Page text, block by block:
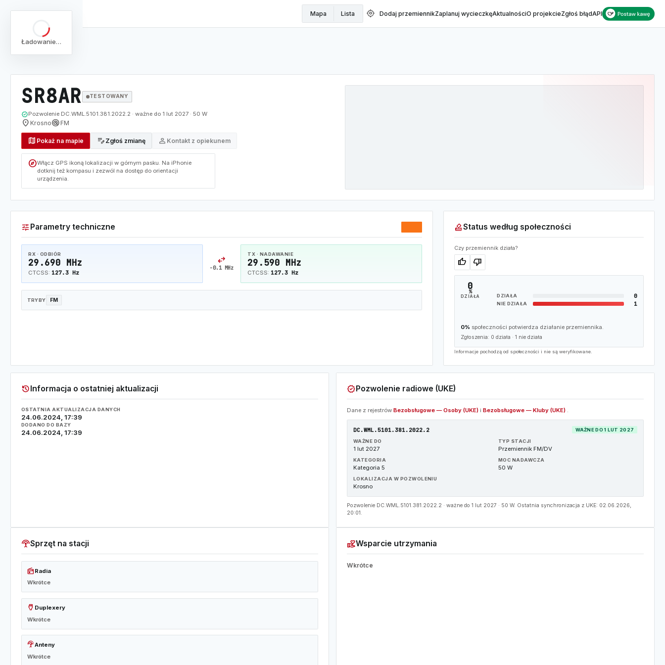
Ładowanie…
Mapa Lista my_location Dodaj przemiennikZaplanuj wycieczkęAktualnościO projekcieZgłoś błądAPI
arrow_backPełna lista
SR8AR TESTOWANY
verifiedPozwolenie DC.WML.5101.381.2022.2 · ważne do 1 lut 2027 · 50 W
location_on Krosnoradar FM
map Pokaż na mapie edit_note Zgłoś zmianę person Kontakt z opiekunem
exploreWłącz GPS ikoną lokalizacji w górnym pasku. Na iPhonie
dotknij też kompasu i zezwól na dostęp do orientacji
urządzenia.
tune Parametry techniczne
RX · ODBIÓR
29.690 MHz
CTCSS: 127.3 Hz
swap_horiz
-0.1 MHz
TX · NADAWANIE
29.590 MHz
CTCSS: 127.3 Hz
TRYBY FM
how_to_voteStatus według społeczności
Czy przemiennik działa?
thumb_up thumb_down
0
%
DZIAŁA DZIAŁA 0
NIE DZIAŁA 1
0% społeczności potwierdza działanie przemiennika.
Zgłoszenia: 0 działa · 1 nie działa
Informacje pochodzą od społeczności i nie są weryfikowane.
history Informacja o ostatniej aktualizacji
OSTATNIA AKTUALIZACJA DANYCH
24.06.2024, 17:39
DODANO DO BAZY
24.06.2024, 17:39
verified Pozwolenie radiowe (UKE)
Dane z rejestrów Bezobsługowe — Osoby (UKE) i Bezobsługowe — Kluby (UKE) .
DC.WML.5101.381.2022.2 WAŻNE DO 1 LUT 2027
WAŻNE DO
1 lut 2027
TYP STACJI
Przemiennik FM/DV
KATEGORIA
Kategoria 5
MOC NADAWCZA
50 W
LOKALIZACJA W POZWOLENIU
Krosno
Pozwolenie DC.WML.5101.381.2022.2 · ważne do 1 lut 2027 · 50 W. Ostatnia synchronizacja z UKE: 02.06.2026,
20:01.
settings_input_antennaSprzęt na stacji
radioRadia
Wkrótce
settings_input_hdmi Duplexery
Wkrótce
settings_input_antennaAnteny
Wkrótce
volunteer_activismWsparcie utrzymania
Wkrótce